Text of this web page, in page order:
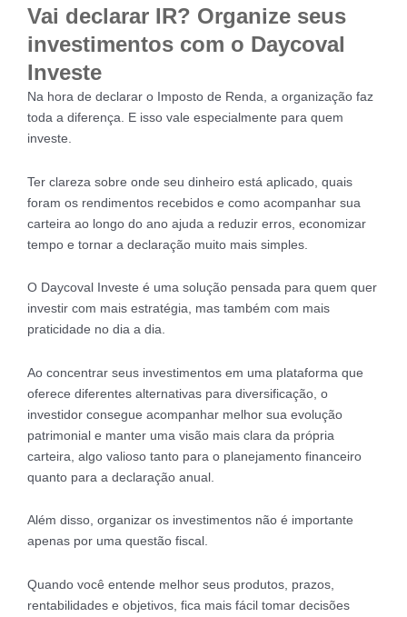
Vai declarar IR? Organize seus
investimentos com o Daycoval
Investe
Na hora de declarar o Imposto de Renda, a organização faz
toda a diferença. E isso vale especialmente para quem
investe.
Ter clareza sobre onde seu dinheiro está aplicado, quais
foram os rendimentos recebidos e como acompanhar sua
carteira ao longo do ano ajuda a reduzir erros, economizar
tempo e tornar a declaração muito mais simples.
O Daycoval Investe é uma solução pensada para quem quer
investir com mais estratégia, mas também com mais
praticidade no dia a dia.
Ao concentrar seus investimentos em uma plataforma que
oferece diferentes alternativas para diversificação, o
investidor consegue acompanhar melhor sua evolução
patrimonial e manter uma visão mais clara da própria
carteira, algo valioso tanto para o planejamento financeiro
quanto para a declaração anual.
Além disso, organizar os investimentos não é importante
apenas por uma questão fiscal.
Quando você entende melhor seus produtos, prazos,
rentabilidades e objetivos, fica mais fácil tomar decisões